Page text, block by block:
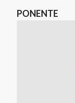
PONENTE